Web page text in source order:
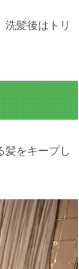
洗髪後はトリ
髪をキープし